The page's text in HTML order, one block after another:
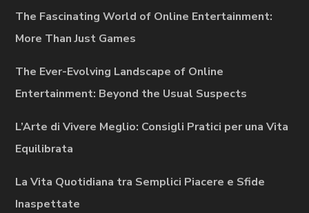
The Fascinating World of Online Entertainment:
More Than Just Games
The Ever-Evolving Landscape of Online
Entertainment: Beyond the Usual Suspects
L’Arte di Vivere Meglio: Consigli Pratici per una Vita
Equilibrata
La Vita Quotidiana tra Semplici Piacere e Sfide
Inaspettate